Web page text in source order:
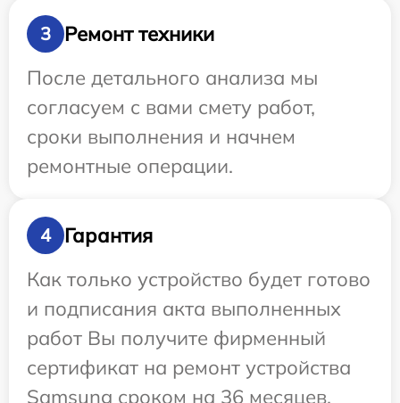
3
Ремонт техники
После детального анализа мы
согласуем с вами смету работ,
сроки выполнения и начнем
ремонтные операции.
4
Гарантия
Как только устройство будет готово
и подписания акта выполненных
работ Вы получите фирменный
сертификат на ремонт устройства
Samsung сроком на 36 месяцев.